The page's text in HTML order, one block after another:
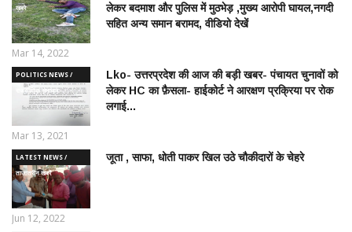
ख़बरे
लेकर बदमाश और पुलिस में मुठभेड़ ,मुख्य आरोपी घायल,नगदी
सहित अन्य समान बरामद, वीडियो देखें
Mar 14, 2022
POLITICS NEWS /
राजनीतिक समाचार
Lko- उत्तरप्रदेश की आज की बड़ी खबर- पंचायत चुनावों को
लेकर HC का फ़ैसला- हाईकोर्ट ने आरक्षण प्रक्रिया पर रोक
लगाई...
Mar 13, 2021
LATEST NEWS /
ताज़ातरीन खबरें
जूता , साफा, धोती पाकर खिल उठे चौकीदारों के चेहरे
Jun 12, 2022